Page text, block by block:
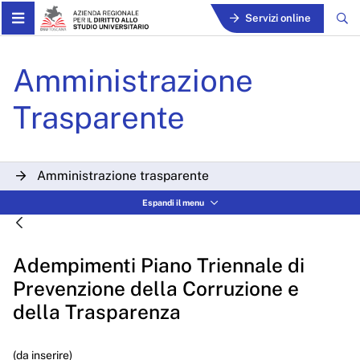
Skip to Main Content Servizi online
Amministrazione
Trasparente
Amministrazione trasparente
Disposizioni generali
Consulenti e collaboratori
Personale
Bandi di concorso
Espandi il menu
Adempimenti Piano Triennale di
Prevenzione della Corruzione e
della Trasparenza
(da inserire)